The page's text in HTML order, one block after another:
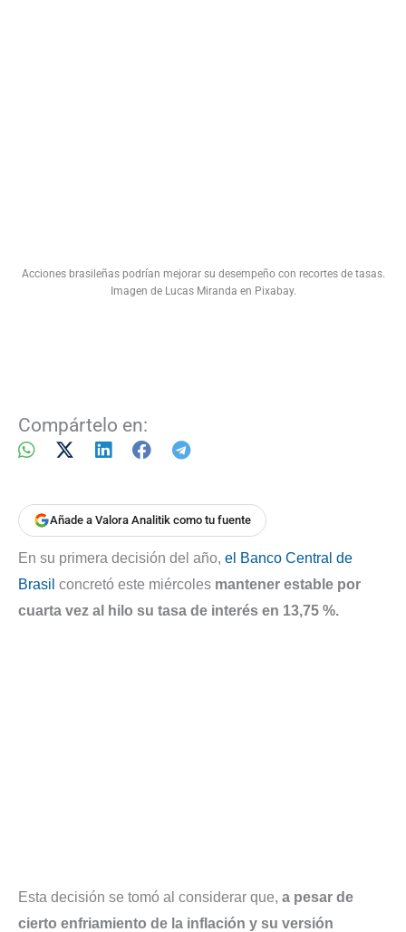
Acciones brasileñas podrían mejorar su desempeño con recortes de tasas.
Imagen de Lucas Miranda en Pixabay.
Compártelo en:
Añade a Valora Analitik como tu fuente
En su primera decisión del año, el Banco Central de
Brasil concretó este miércoles mantener estable por
cuarta vez al hilo su tasa de interés en 13,75 %.
Esta decisión se tomó al considerar que, a pesar de
cierto enfriamiento de la inflación y su versión